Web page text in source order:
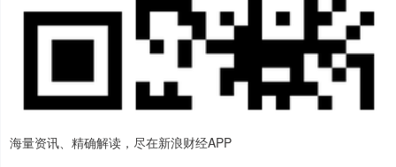
海量资讯、精确解读，尽在新浪财经APP